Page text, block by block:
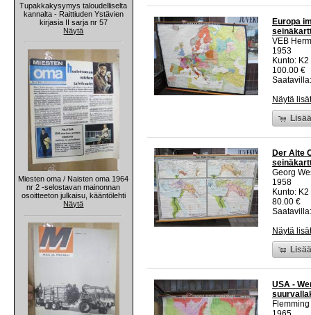
Tupakkakysymys taloudelliselta
kannalta - Raittiuden Ystävien
kirjasia II sarja nr 57
Näytä
Miesten oma / Naisten oma 1964
nr 2 -selostavan mainonnan
osoitteeton julkaisu, kääntölehti
Näytä
Europa
VEB
1953
Kunto:
100.00 €
Näytä
Der Alte
Georg
1958
Kunto:
80.00 €
Näytä
USA -